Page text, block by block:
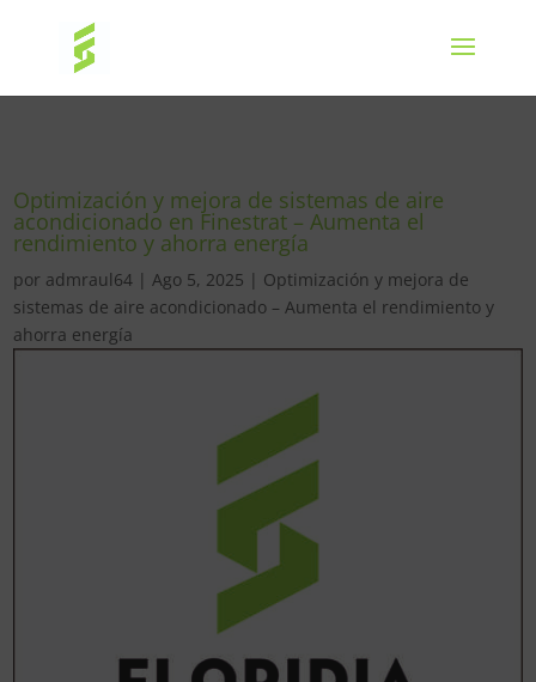
Optimización y mejora de sistemas de aire
acondicionado en Finestrat – Aumenta el
rendimiento y ahorra energía
por admraul64 |Ago 5, 2025 | Optimización y mejora de
sistemas de aire acondicionado – Aumenta el rendimiento y
ahorra energía